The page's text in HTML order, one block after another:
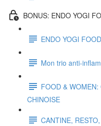
BONUS: ENDO YOGI
ENDO YOGI FOOD
Mon trio anti-
FOOD &
CHINOISE
CANTINE,